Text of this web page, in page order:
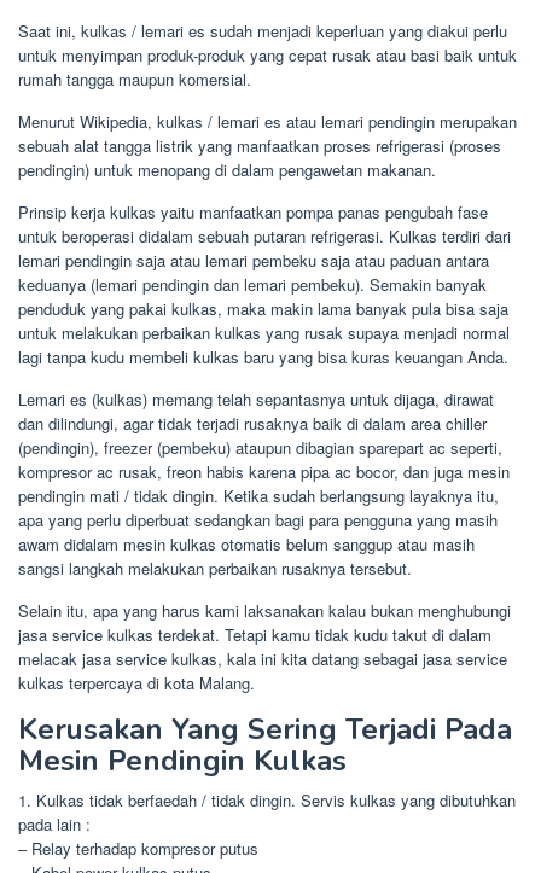
Saat ini, kulkas / lemari es sudah menjadi keperluan yang diakui perlu
untuk menyimpan produk-produk yang cepat rusak atau basi baik untuk
rumah tangga maupun komersial.
Menurut Wikipedia, kulkas / lemari es atau lemari pendingin merupakan
sebuah alat tangga listrik yang manfaatkan proses refrigerasi (proses
pendingin) untuk menopang di dalam pengawetan makanan.
Prinsip kerja kulkas yaitu manfaatkan pompa panas pengubah fase
untuk beroperasi didalam sebuah putaran refrigerasi. Kulkas terdiri dari
lemari pendingin saja atau lemari pembeku saja atau paduan antara
keduanya (lemari pendingin dan lemari pembeku). Semakin banyak
penduduk yang pakai kulkas, maka makin lama banyak pula bisa saja
untuk melakukan perbaikan kulkas yang rusak supaya menjadi normal
lagi tanpa kudu membeli kulkas baru yang bisa kuras keuangan Anda.
Lemari es (kulkas) memang telah sepantasnya untuk dijaga, dirawat
dan dilindungi, agar tidak terjadi rusaknya baik di dalam area chiller
(pendingin), freezer (pembeku) ataupun dibagian sparepart ac seperti,
kompresor ac rusak, freon habis karena pipa ac bocor, dan juga mesin
pendingin mati / tidak dingin. Ketika sudah berlangsung layaknya itu,
apa yang perlu diperbuat sedangkan bagi para pengguna yang masih
awam didalam mesin kulkas otomatis belum sanggup atau masih
sangsi langkah melakukan perbaikan rusaknya tersebut.
Selain itu, apa yang harus kami laksanakan kalau bukan menghubungi
jasa service kulkas terdekat. Tetapi kamu tidak kudu takut di dalam
melacak jasa service kulkas, kala ini kita datang sebagai jasa service
kulkas terpercaya di kota Malang.
Kerusakan Yang Sering Terjadi Pada
Mesin Pendingin Kulkas
1. Kulkas tidak berfaedah / tidak dingin. Servis kulkas yang dibutuhkan
pada lain :
– Relay terhadap kompresor putus